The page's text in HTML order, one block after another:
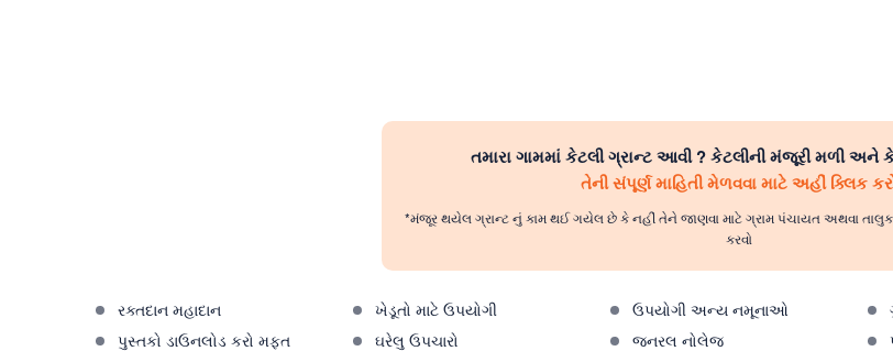
તમારા ગામમાં કેટલી ગ્રાન્ટ આવી ? કેટલીની મંજૂરી મળી અને
તેની સંપૂર્ણ માહિતી મેળવવા માટે અહીં ક્લિક
*મંજૂર થયેલ ગ્રાન્ટ નું કામ થઈ ગયેલ છે કે નહીં તેને જાણવા માટે ગ્રામ પંચાયત અથવા
કરવો
રક્તદાન મહાદાન ખેડૂતો માટે ઉપયોગી ઉપયોગી અન્ય નમૂનાઓ
પુસ્તકો ડાઉનલોડ કરો મફત
ઘરેલુ ઉપચારો જનરલ નોલેજ